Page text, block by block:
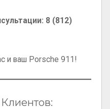
8 (812)
и ваш Porsche 911!